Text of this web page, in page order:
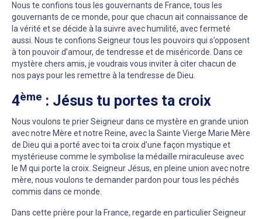
Nous te confions tous les gouvernants de France, tous les
gouvernants de ce monde, pour que chacun ait connaissance de
la vérité et se décide à la suivre avec humilité, avec fermeté
aussi. Nous te confions Seigneur tous les pouvoirs qui s’opposent
à ton pouvoir d’amour, de tendresse et de miséricorde. Dans ce
mystère chers amis, je voudrais vous inviter à citer chacun de
nos pays pour les remettre à la tendresse de Dieu.
4ème : Jésus tu portes ta croix
Nous voulons te prier Seigneur dans ce mystère en grande union
avec notre Mère et notre Reine, avec la Sainte Vierge Marie Mère
de Dieu qui a porté avec toi ta croix d’une façon mystique et
mystérieuse comme le symbolise la médaille miraculeuse avec
le M qui porte la croix. Seigneur Jésus, en pleine union avec notre
mère, nous voulons te demander pardon pour tous les péchés
commis dans ce monde.
Dans cette prière pour la France, regarde en particulier Seigneur